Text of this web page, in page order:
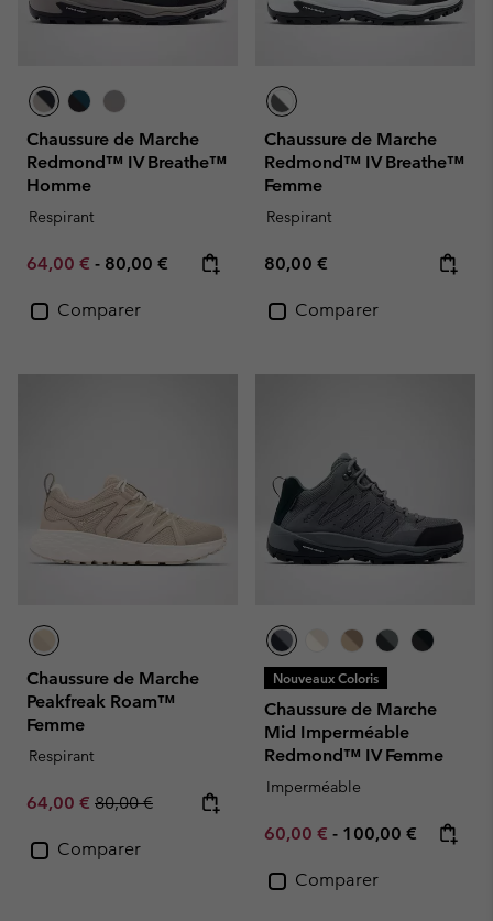
Chaussure de Marche
Redmond™ IV Breathe™
Homme
Respirant
Minimum sale price:
64,00 € - Maximum price:
80,00 €
Comparer
Chaussure de Marche
Redmond™ IV Breathe™
Femme
Respirant
Regular price:
80,00 €
Comparer
Chaussure de Marche
Peakfreak Roam™
Femme
Respirant
Sale price:
64,00 € Regular price:
80,00 €
Comparer
Nouveaux Coloris
Chaussure de Marche
Mid Imperméable
Redmond™ IV Femme
Imperméable
Minimum sale price:
60,00 € - Maximum price:
100,00 €
Comparer